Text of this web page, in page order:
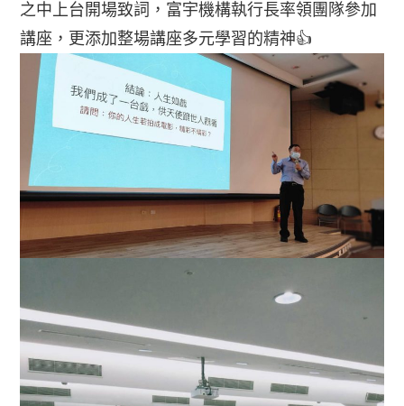
之中上台開場致詞，富宇機構執行長率領團隊參加
講座，更添加整場講座多元學習的精神👍